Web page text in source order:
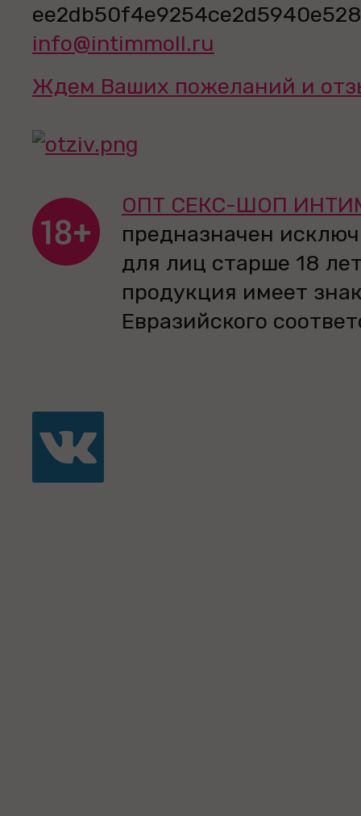
info@intimmoll.ru
Ждем Ваших пожеланий и
ОПТ СЕКС-ШОП
предназначен
для лиц старше 18
продукция имеет
Евразийского